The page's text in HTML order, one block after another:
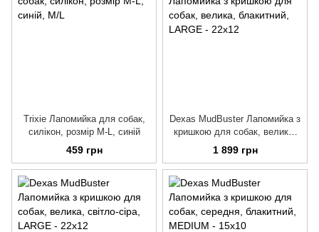
Trixie Лапомийка для собак,
силікон, розмір M-L, синій
459 грн
Dexas MudBuster Лапомийка з
кришкою для собак, велика,
блакитний
1 899 грн